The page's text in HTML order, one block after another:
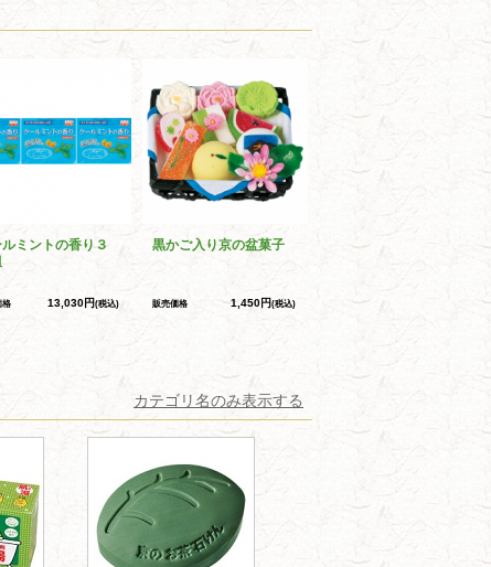
ルミントの香り３
格 13,030円(税込)
黒かご入り京の盆菓子
販売価格 1,450円(税込)
カテゴリ名のみ表示する